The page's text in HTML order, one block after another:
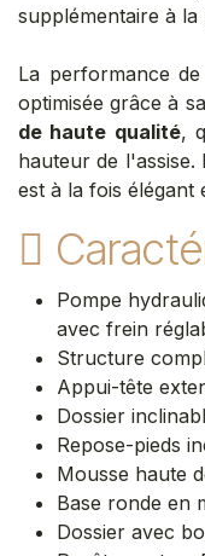
supplémentaire à la
La performance
optimisée grâce à sa
de haute qualité,
hauteur de
est à la fois élégant
Pompe
avec frein
Structure
Appui-tête
Dossier
Repose-pieds
Mousse haute
Base ronde en
Dossier avec